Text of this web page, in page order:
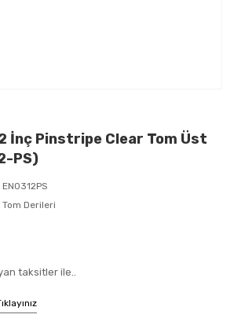
İnç Pinstripe Clear Tom Üst
PS)
EN0312PS
Tom Derileri
taksitler ile..